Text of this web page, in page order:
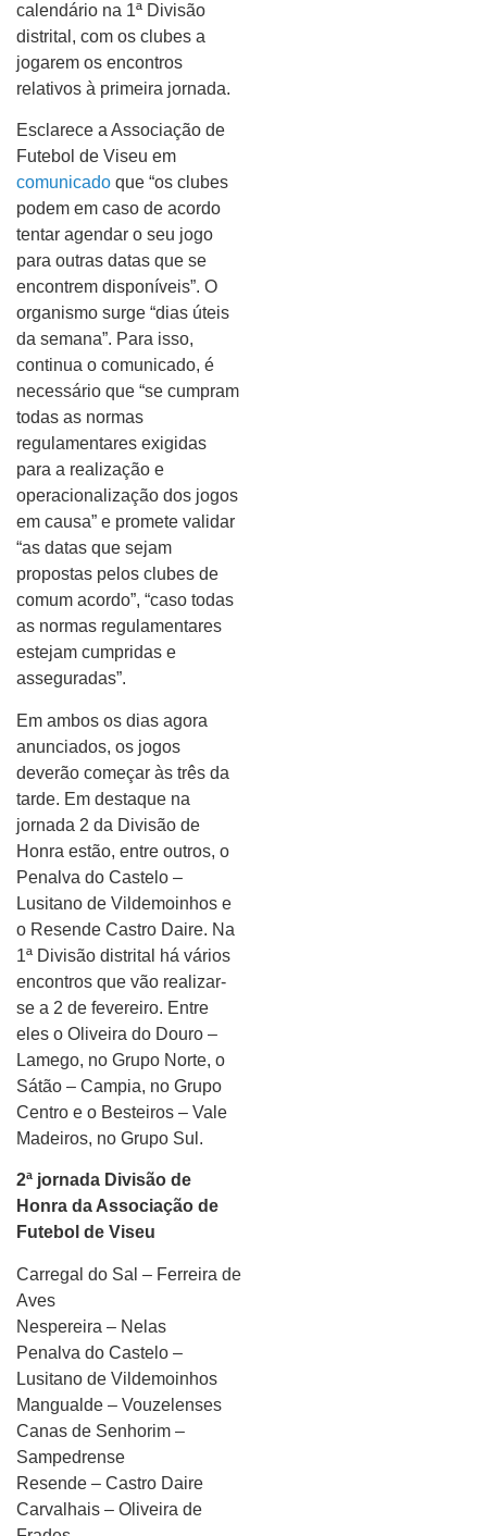
calendário na 1ª Divisão
distrital, com os clubes a
jogarem os encontros
relativos à primeira jornada.
Esclarece a Associação de
Futebol de Viseu em
comunicado que “os clubes
podem em caso de acordo
tentar agendar o seu jogo
para outras datas que se
encontrem disponíveis”. O
organismo surge “dias úteis
da semana”. Para isso,
continua o comunicado, é
necessário que “se cumpram
todas as normas
regulamentares exigidas
para a realização e
operacionalização dos jogos
em causa” e promete validar
“as datas que sejam
propostas pelos clubes de
comum acordo”, “caso todas
as normas regulamentares
estejam cumpridas e
asseguradas”.
Em ambos os dias agora
anunciados, os jogos
deverão começar às três da
tarde. Em destaque na
jornada 2 da Divisão de
Honra estão, entre outros, o
Penalva do Castelo –
Lusitano de Vildemoinhos e
o Resende Castro Daire. Na
1ª Divisão distrital há vários
encontros que vão realizar-
se a 2 de fevereiro. Entre
eles o Oliveira do Douro –
Lamego, no Grupo Norte, o
Sátão – Campia, no Grupo
Centro e o Besteiros – Vale
Madeiros, no Grupo Sul.
2ª jornada Divisão de
Honra da Associação de
Futebol de Viseu
Carregal do Sal – Ferreira de
Aves
Nespereira – Nelas
Penalva do Castelo –
Lusitano de Vildemoinhos
Mangualde – Vouzelenses
Canas de Senhorim –
Sampedrense
Resende – Castro Daire
Carvalhais – Oliveira de